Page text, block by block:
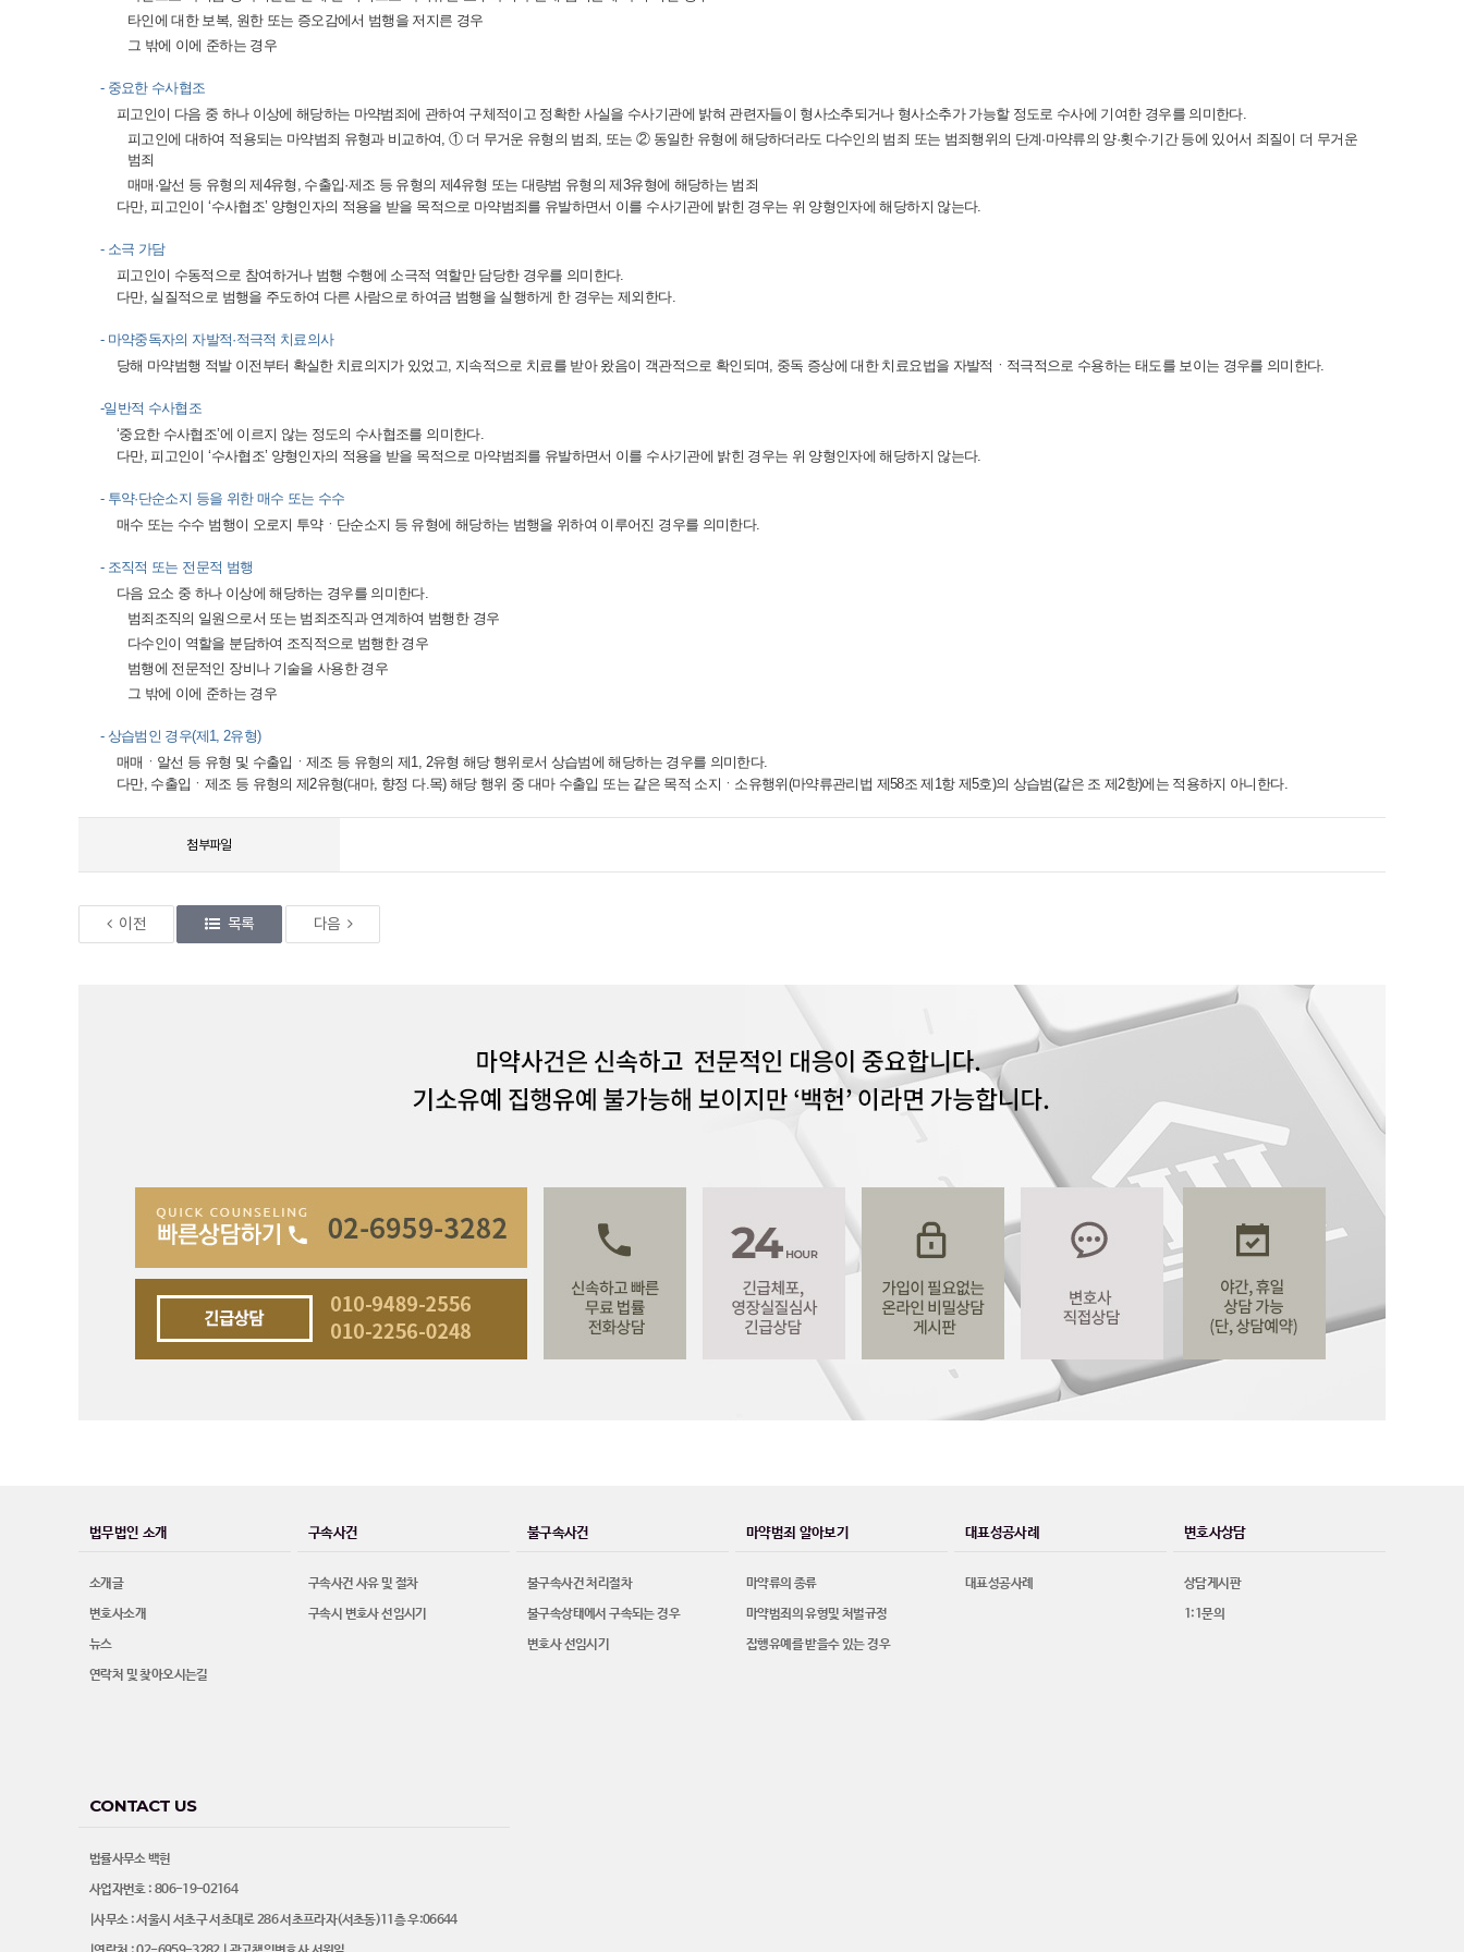
타인에 대한 보복, 원한 또는 증오감에서 범행을 저지른 경우
그 밖에 이에 준하는 경우
- 중요한 수사협조
피고인이 다음 중 하나 이상에 해당하는 마약범죄에 관하여 구체적이고 정확한 사실을 수사기관에 밝혀 관련자들이 형사소추되거나 형사소추가 가능할 정도로 수사에 기여한 경우를 의미한다.
피고인에 대하여 적용되는 마약범죄 유형과 비교하여, ① 더 무거운 유형의 범죄, 또는 ② 동일한 유형에 해당하더라도 다수인의 범죄 또는 범죄행위의 단계·마약류의 양·횟수·기간 등에 있어서 죄질이 더 무거운
범죄
매매·알선 등 유형의 제4유형, 수출입·제조 등 유형의 제4유형 또는 대량범 유형의 제3유형에 해당하는 범죄
다만, 피고인이 ‘수사협조’ 양형인자의 적용을 받을 목적으로 마약범죄를 유발하면서 이를 수사기관에 밝힌 경우는 위 양형인자에 해당하지 않는다.
- 소극 가담
피고인이 수동적으로 참여하거나 범행 수행에 소극적 역할만 담당한 경우를 의미한다.
다만, 실질적으로 범행을 주도하여 다른 사람으로 하여금 범행을 실행하게 한 경우는 제외한다.
- 마약중독자의 자발적·적극적 치료의사
당해 마약범행 적발 이전부터 확실한 치료의지가 있었고, 지속적으로 치료를 받아 왔음이 객관적으로 확인되며, 중독 증상에 대한 치료요법을 자발적ㆍ적극적으로 수용하는 태도를 보이는 경우를 의미한다.
-일반적 수사협조
‘중요한 수사협조’에 이르지 않는 정도의 수사협조를 의미한다.
다만, 피고인이 ‘수사협조’ 양형인자의 적용을 받을 목적으로 마약범죄를 유발하면서 이를 수사기관에 밝힌 경우는 위 양형인자에 해당하지 않는다.
- 투약·단순소지 등을 위한 매수 또는 수수
매수 또는 수수 범행이 오로지 투약ㆍ단순소지 등 유형에 해당하는 범행을 위하여 이루어진 경우를 의미한다.
- 조직적 또는 전문적 범행
다음 요소 중 하나 이상에 해당하는 경우를 의미한다.
범죄조직의 일원으로서 또는 범죄조직과 연계하여 범행한 경우
다수인이 역할을 분담하여 조직적으로 범행한 경우
범행에 전문적인 장비나 기술을 사용한 경우
그 밖에 이에 준하는 경우
- 상습범인 경우(제1, 2유형)
매매ㆍ알선 등 유형 및 수출입ㆍ제조 등 유형의 제1, 2유형 해당 행위로서 상습범에 해당하는 경우를 의미한다.
다만, 수출입ㆍ제조 등 유형의 제2유형(대마, 향정 다.목) 해당 행위 중 대마 수출입 또는 같은 목적 소지ㆍ소유행위(마약류관리법 제58조 제1항 제5호)의 상습범(같은 조 제2항)에는 적용하지 아니한다.
첨부파일
이전 목록 다음
법무법인 소개
소개글
변호사소개
뉴스
연락처 및 찾아오시는길
구속사건
구속사건 사유 및 절차
구속시 변호사 선임시기
불구속사건
불구속사건 처리절차
불구속상태에서 구속되는 경우
변호사 선임시기
마약범죄 알아보기
마약류의 종류
마약범죄의 유형및 처벌규정
집행유예를 받을수 있는 경우
대표성공사례
대표성공사례
변호사상담
상담게시판
1:1문의
CONTACT US
법률사무소 백헌
사업자번호 : 806-19-02164
|사무소 : 서울시 서초구 서초대로 286 서초프라자(서초동)11층 우:06644